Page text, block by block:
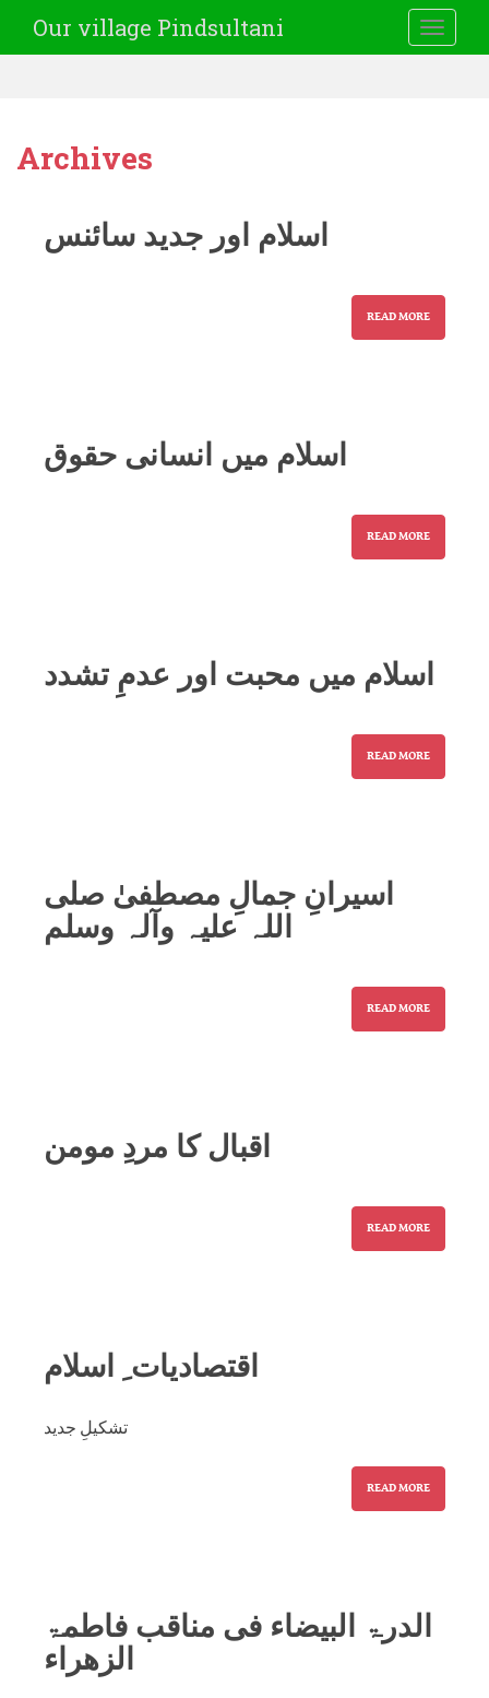
Our village Pindsultani
Archives
اسلام اور جدید سائنس
READ MORE
اسلام میں انسانی حقوق
READ MORE
اسلام میں محبت اور عدمِ تشدد
READ MORE
اسیرانِ جمالِ مصطفیٰ صلی
اللہ علیہ وآلہ وسلم
READ MORE
اقبال کا مردِ مومن
READ MORE
اقتصادیات ِ اسلام
تشکیلِ جدید
READ MORE
الدرۃ البیضاء فی مناقب فاطمۃ
الزھراء